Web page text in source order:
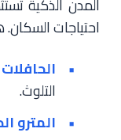
احتياجات
التلوث.
المترو